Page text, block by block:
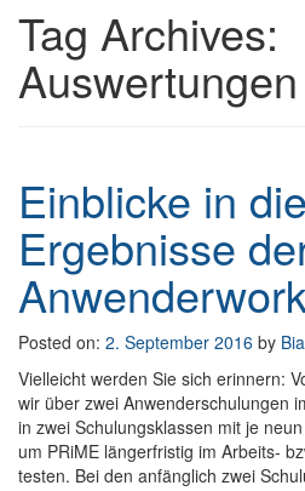
Tag Archives:
Auswertungen
Einblicke in die
Ergebnisse
Posted on: 2. September 2016 by
Vielleicht werden Sie sich erinnern:
wir über zwei Anwenderschulungen
in zwei Schulungsklassen mit je
um PRiME längerfristig im Arbeits-
testen. Bei den anfänglich zwei